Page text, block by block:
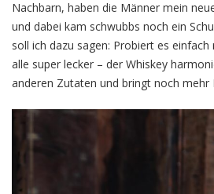
Nachbarn, haben die Männer mein
und dabei kam schwubbs noch ein
soll ich dazu sagen: Probiert es einfach
alle super lecker – der Whiskey
anderen Zutaten und bringt noch mehr